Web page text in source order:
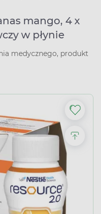
mango, 4 x
w płynie
medycznego, produkt